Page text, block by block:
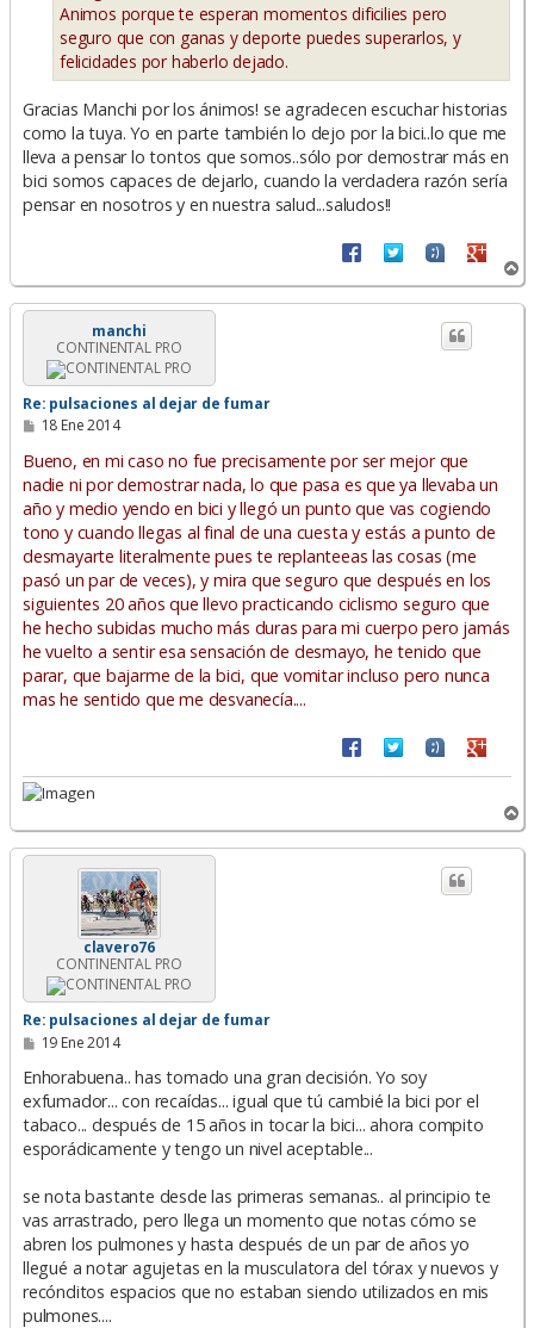
Animos porque te esperan momentos dificilies pero
seguro que con ganas y deporte puedes superarlos, y
felicidades por haberlo dejado.
Gracias Manchi por los ánimos! se agradecen escuchar historias
como la tuya. Yo en parte también lo dejo por la bici..lo que me
lleva a pensar lo tontos que somos..sólo por demostrar más en
bici somos capaces de dejarlo, cuando la verdadera razón sería
pensar en nosotros y en nuestra salud...saludos!!
r
r
manchi
CONTINENTAL PRO
Re: pulsaciones al dejar de fumar
M
n
s
a
j
18 Ene 2014
Bueno, en mi caso no fue precisamente por ser mejor que
nadie ni por demostrar nada, lo que pasa es que ya llevaba un
año y medio yendo en bici y llegó un punto que vas cogiendo
tono y cuando llegas al final de una cuesta y estás a punto de
desmayarte literalmente pues te replanteeas las cosas (me
pasó un par de veces), y mira que seguro que después en los
siguientes 20 años que llevo practicando ciclismo seguro que
he hecho subidas mucho más duras para mi cuerpo pero jamás
he vuelto a sentir esa sensación de desmayo, he tenido que
parar, que bajarme de la bici, que vomitar incluso pero nunca
mas he sentido que me desvanecía....
r
r
clavero76
CONTINENTAL PRO
Re: pulsaciones al dejar de fumar
M
n
a
j
e
19 Ene 2014
Enhorabuena.. has tomado una gran decisión. Yo soy
exfumador... con recaídas... igual que tú cambié la bici por el
tabaco... después de 15 años in tocar la bici... ahora compito
esporádicamente y tengo un nivel aceptable...
se nota bastante desde las primeras semanas.. al principio te
vas arrastrado, pero llega un momento que notas cómo se
abren los pulmones y hasta después de un par de años yo
llegué a notar agujetas en la musculatora del tórax y nuevos y
recónditos espacios que no estaban siendo utilizados en mis
pulmones....